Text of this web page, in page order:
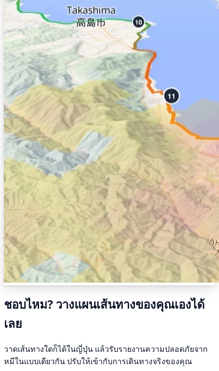
ชอบไหม? วางแผนเส้นทางของคุณเองได้
เลย
วาดเส้นทางใดก็ได้ในญี่ปุ่น แล้วรับรายงานความปลอดภัยจาก
หมีในแบบเดียวกัน ปรับให้เข้ากับการเดินทางจริงของคุณ